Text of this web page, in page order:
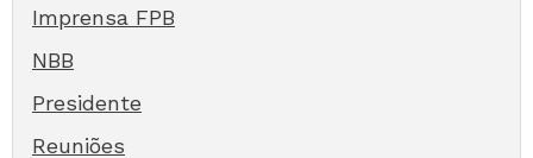
Imprensa FPB
NBB
Presidente
Reuniões